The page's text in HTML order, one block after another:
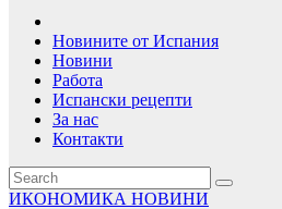
Новините от Испания
Новини
Работа
Испански рецепти
За нас
Контакти
ИКОНОМИКА НОВИНИ